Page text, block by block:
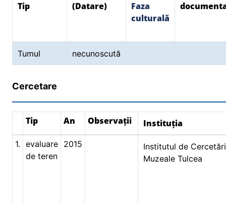
Tip
(Datare)
Faza
culturală
Tumul necunoscută
Cercetare
Tip An Observații Instituția
1. evaluare
de teren
2015
Institutul de
Muzeale Tulcea